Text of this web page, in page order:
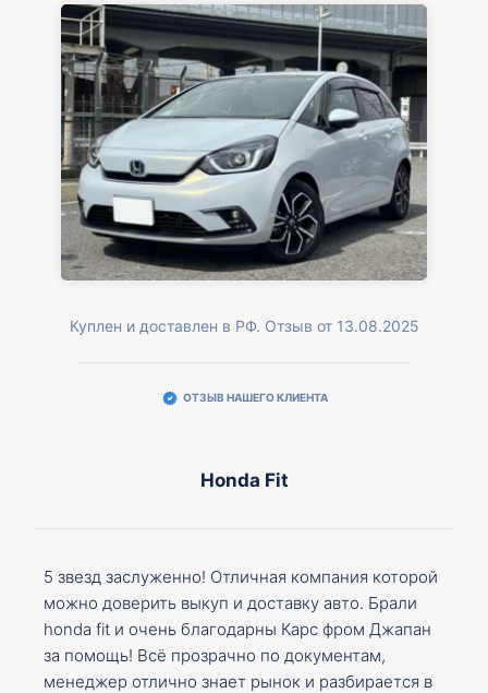
Куплен и доставлен в РФ. Отзыв от 13.08.2025
ОТЗЫВ НАШЕГО КЛИЕНТА
Honda Fit
5 звезд заслуженно! Отличная компания которой
можно доверить выкуп и доставку авто. Брали
honda fit и очень благодарны Карс фром Джапан
за помощь! Всё прозрачно по документам,
менеджер отлично знает рынок и разбирается в